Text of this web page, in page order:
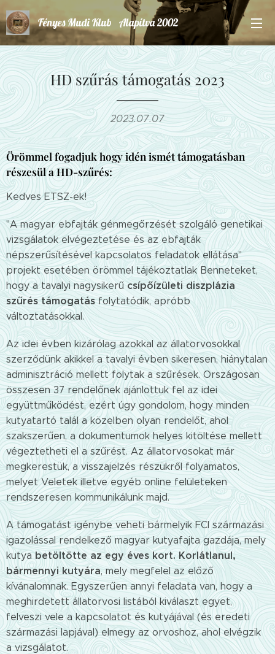
Fényes Mudi Klub Alapítva 2002
HD szűrás támogatás 2023
2023.07.07
Örömmel fogadjuk hogy idén ismét támogatásban
részesül a HD-szűrés:
Kedves ETSZ-ek!
"A magyar ebfajták génmegőrzését szolgáló genetikai
vizsgálatok elvégeztetése és az ebfajták
népszerűsítésével kapcsolatos feladatok ellátása"
projekt esetében örömmel tájékoztatlak Benneteket,
hogy a tavalyi nagysikerűcsípőízületi diszplázia
szűrés támogatásfolytatódik, apróbb
változtatásokkal.
Az idei évben kizárólag azokkal az állatorvosokkal
szerződünk akikkel a tavalyi évben sikeresen, hiánytalan
adminisztráció mellett folytak a szűrések. Országosan
összesen 37 rendelőnek ajánlottuk fel az idei
együttműködést, ezért úgy gondolom, hogy minden
kutyatartó talál a közelben olyan rendelőt, ahol
szakszerűen, a dokumentumok helyes kitöltése mellett
végeztetheti el a szűrést. Az állatorvosokat már
megkerestük, a visszajelzés részükről folyamatos,
melyet Veletek illetve egyéb online felületeken
rendszeresen kommunikálunk majd.
A támogatást igénybe veheti bármelyik FCI származási
igazolással rendelkező magyar kutyafajta gazdája, mely
kutyabetöltötte az egy éves kort. Korlátlanul,
bármennyi kutyára, mely megfelel az előző
kívánalomnak. Egyszerűen annyi feladata van, hogy a
meghirdetett állatorvosi listából kiválaszt egyet,
felveszi vele a kapcsolatot és kutyájával (és eredeti
származási lapjával) elmegy az orvoshoz, ahol elvégzik
a vizsgálatot.